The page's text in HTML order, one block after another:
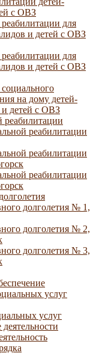
с ОВЗ
для
и детей с ОВЗ
для
и детей с ОВЗ
на дому детей-
детей с ОВЗ
реабилитации
реабилитации
реабилитации
реабилитации
долголетия № 1,
долголетия № 2,
долголетия № 3,
услуг
услуг